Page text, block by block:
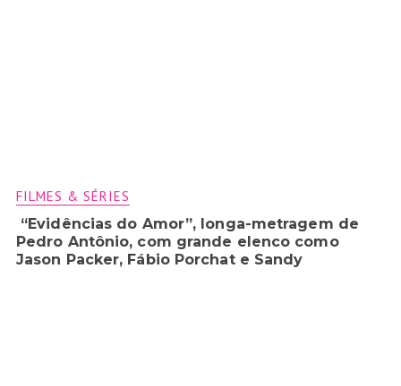
FILMES & SÉRIES
“Evidências do Amor”, longa-metragem de
Pedro Antônio, com grande elenco como
Jason Packer, Fábio Porchat e Sandy